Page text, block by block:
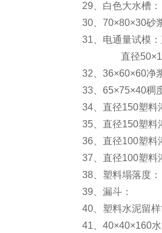
29、白色大水
30、70×80×30
31、电通量试模
直径
32、36×60×60
33、65×75×40
34、直径150塑
35、直径150塑料
36、直径100塑
37、直径100塑料
38、塑料塌落度
39、漏斗：
40、塑料水泥留样
41、40×40×160